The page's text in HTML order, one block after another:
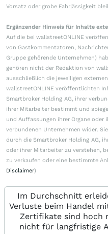
Vorsatz oder grobe Fahrlässigkeit
Ergänzender Hinweis für Inhalte
Auf die bei wallstreetONLINE
von Gastkommentatoren,
Gruppe gehörende Unternehmen)
gehören nicht der Redaktion von
ausschließlich die jeweiligen
wallstreetONLINE veröffentlichten
Smartbroker Holding AG, ihrer
ihrer Mitarbeiter bestimmt und
und Auffassungen ihrer Organe oder
verbundenen Unternehmen wider.
durch die Smartbroker Holding AG,
oder ihrer Mitarbeiter zu verstehen,
zu verkaufen oder eine bestimmte
Disclaimer)
Im Durchschnitt
Verluste beim Handel
Zertifikate sind hoch
nicht für langfristige